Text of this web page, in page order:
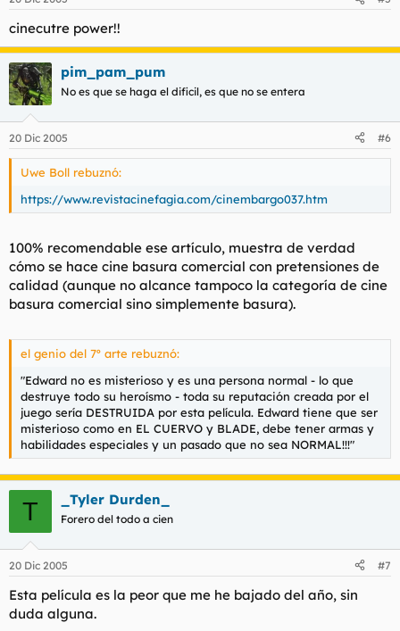
cinecutre power!!
pim_pam_pum
No es que se haga el dificil, es que no se entera
20 Dic 2005 #6
Uwe Boll rebuznó:
https://www.revistacinefagia.com/cinembargo037.htm
100% recomendable ese artículo, muestra de verdad
cómo se hace cine basura comercial con pretensiones de
calidad (aunque no alcance tampoco la categoría de cine
basura comercial sino simplemente basura).
el genio del 7º arte rebuznó:
"Edward no es misterioso y es una persona normal - lo que
destruye todo su heroísmo - toda su reputación creada por el
juego sería DESTRUIDA por esta película. Edward tiene que ser
misterioso como en EL CUERVO y BLADE, debe tener armas y
habilidades especiales y un pasado que no sea NORMAL!!!"
T _Tyler Durden_
Forero del todo a cien
20 Dic 2005 #7
Esta película es la peor que me he bajado del año, sin
duda alguna.